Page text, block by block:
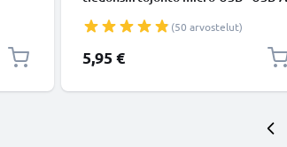
(50 arvostelut)
5,95 €